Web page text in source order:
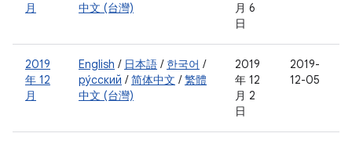
月
中文 (台灣)
月 6
日
2019
年 12
月
English / 日本語 / 한국어 /
ру́сский /简体中文 /繁體
中文 (台灣)
2019
年 12
月 2
日
2019-
12-05